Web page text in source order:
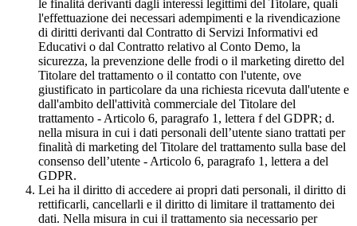
le finalità derivanti dagli interessi legittimi del Titolare, quali
l'effettuazione dei necessari adempimenti e la rivendicazione
di diritti derivanti dal Contratto di Servizi Informativi ed
Educativi o dal Contratto relativo al Conto Demo, la
sicurezza, la prevenzione delle frodi o il marketing diretto del
Titolare del trattamento o il contatto con l'utente, ove
giustificato in particolare da una richiesta ricevuta dall'utente e
dall'ambito dell'attività commerciale del Titolare del
trattamento - Articolo 6, paragrafo 1, lettera f del GDPR; d.
nella misura in cui i dati personali dell’utente siano trattati per
finalità di marketing del Titolare del trattamento sulla base del
consenso dell’utente - Articolo 6, paragrafo 1, lettera a del
GDPR.
Lei ha il diritto di accedere ai propri dati personali, il diritto di
rettificarli, cancellarli e il diritto di limitare il trattamento dei
dati. Nella misura in cui il trattamento sia necessario per